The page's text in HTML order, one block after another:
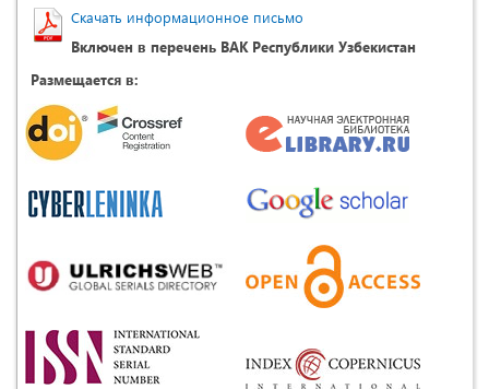
Скачать информационное письмо
Включен в перечень ВАК Республики Узбекистан
Размещается в: